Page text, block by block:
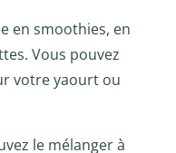
en smoothies, en
Vous pouvez
votre yaourt ou
le mélanger à